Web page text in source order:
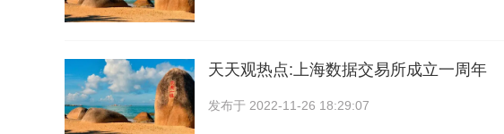
天天观热点:上海数据交易所成立一周年
发布于 2022-11-26 18:29:07